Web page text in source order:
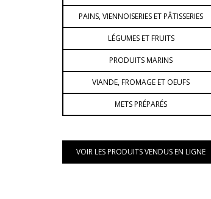
PAINS, VIENNOISERIES ET PÂTISSERIES
LÉGUMES ET FRUITS
PRODUITS MARINS
VIANDE, FROMAGE ET OEUFS
METS PRÉPARÉS
VOIR LES PRODUITS VENDUS EN LIGNE